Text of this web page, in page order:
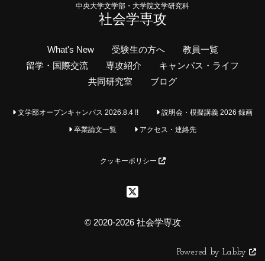
中央大学文学部・大学院文学研究科
社会学専攻
What's New 受験生の方へ
教員一覧
留学・国際交流
専攻紹介
キャンパス・ライフ
共同研究室
ブログ
文学部オープンキャンパス 2026.8.4 !! 説明会・模擬講義 2026 録画
卒業論文一覧 アクセス・連絡先
クッキーポリシー
© 2020-2026 社会学専攻
Powered by Labby